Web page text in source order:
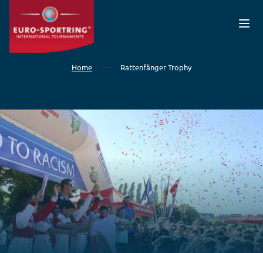
Salta al contenuto principale
Home Rattenfänger Trophy